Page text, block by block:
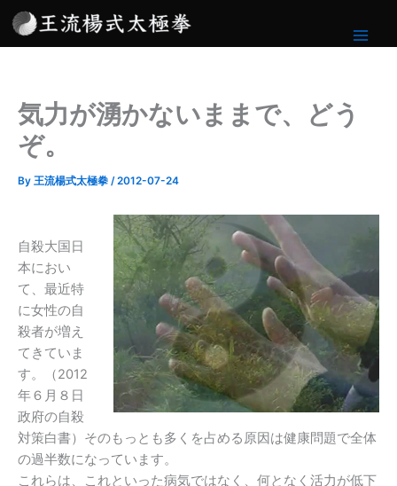
を
気力が湧かないままで、どう
ぞ。
By 王流楊式太極拳 /2012-07-24
自殺大国日
本におい
て、最近特
に女性の自
殺者が増え
てきていま
す。（2012
年６月８日
政府の自殺
対策白書）そのもっとも多くを占める原因は健康問題で全体
の過半数になっています。
これらは、これといった病気ではなく、何となく活力が低下